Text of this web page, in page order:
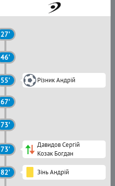
27'
46'
55' Різник Андрій
67'
73'
73'
Давидов Сергій
Козак Богдан
82' Зінь Андрій